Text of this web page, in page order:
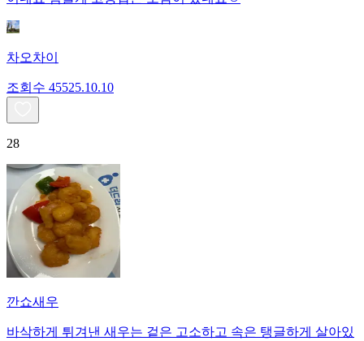
차오차이
조회수 45525.10.10
28
깐쇼새우
바삭하게 튀겨낸 새우는 겉은 고소하고 속은 탱글하게 살아있